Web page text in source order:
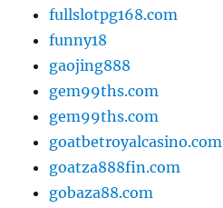
fullslotpg168.com
funny18
gaojing888
gem99ths.com
gem99ths.com
goatbetroyalcasino.com
goatza888fin.com
gobaza88.com